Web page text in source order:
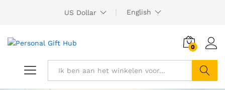
US Dollar English
0